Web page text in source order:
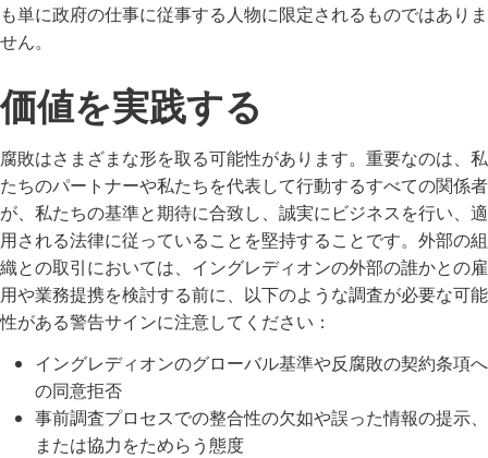
も単に政府の仕事に従事する人物に限定されるものではありま
せん。
価値を実践する
腐敗はさまざまな形を取る可能性があります。重要なのは、私
たちのパートナーや私たちを代表して行動するすべての関係者
が、私たちの基準と期待に合致し、誠実にビジネスを行い、適
用される法律に従っていることを堅持することです。外部の組
織との取引においては、イングレディオンの外部の誰かとの雇
用や業務提携を検討する前に、以下のような調査が必要な可能
性がある警告サインに注意してください：
イングレディオンのグローバル基準や反腐敗の契約条項へ
の同意拒否
事前調査プロセスでの整合性の欠如や誤った情報の提示、
または協力をためらう態度